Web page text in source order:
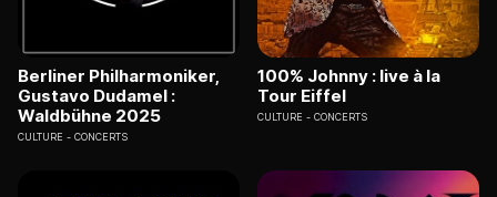
Berliner Philharmoniker,
Gustavo Dudamel :
Waldbühne 2025
CULTURE CONCERTS
100% Johnny : live à la
Tour Eiffel
CULTURE CONCERTS